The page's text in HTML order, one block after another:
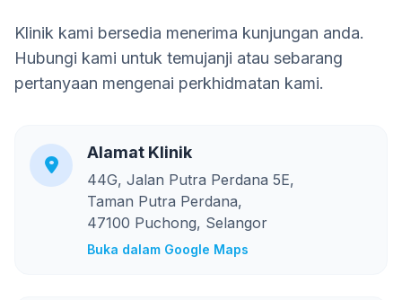
Klinik kami bersedia menerima kunjungan anda.
Hubungi kami untuk temujanji atau sebarang
pertanyaan mengenai perkhidmatan kami.
Alamat Klinik
44G, Jalan Putra Perdana 5E,
Taman Putra Perdana,
47100 Puchong, Selangor
Buka dalam Google Maps